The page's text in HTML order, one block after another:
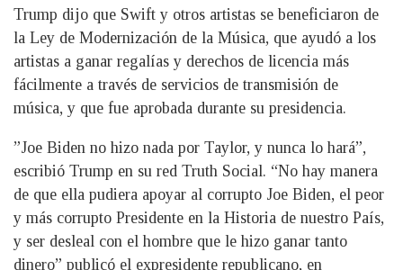
Trump dijo que Swift y otros artistas se beneficiaron de
la Ley de Modernización de la Música, que ayudó a los
artistas a ganar regalías y derechos de licencia más
fácilmente a través de servicios de transmisión de
música, y que fue aprobada durante su presidencia.
”Joe Biden no hizo nada por Taylor, y nunca lo hará”,
escribió Trump en su red Truth Social. “No hay manera
de que ella pudiera apoyar al corrupto Joe Biden, el peor
y más corrupto Presidente en la Historia de nuestro País,
y ser desleal con el hombre que le hizo ganar tanto
dinero” publicó el expresidente republicano, en